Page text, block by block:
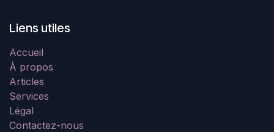
Liens utiles
Accueil
À propos
Articles
Services
Légal
Contactez-nous